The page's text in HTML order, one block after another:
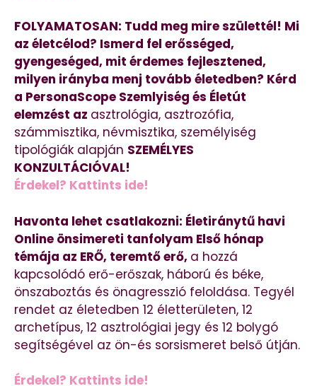
FOLYAMATOSAN: Tudd meg mire születtél! Mi
az életcélod? Ismerd fel erősséged,
gyengeséged, mit érdemes fejlesztened,
milyen irányba menj tovább életedben? Kérd
a PersonaScope Szemlyiség és Életút
elemzést az asztrológia, asztrozófia,
számmisztika, névmisztika, személyiség
tipológiák alapján SZEMÉLYES
KONZULTÁCIÓVAL!
Érdekel? Kattints ide!
Havonta lehet csatlakozni: Életiránytű havi
Online önsimereti tanfolyam Első hónap
témája az ERŐ, teremtő erő, a hozzá
kapcsolódó erő-erőszak, háború és béke,
önszaboztás és önagresszió feloldása. Tegyél
rendet az életedben 12 életterületen, 12
archetípus, 12 asztrológiai jegy és 12 bolygó
segítségével az ön-és sorsismeret belső útján.
Érdekel? Kattints ide!